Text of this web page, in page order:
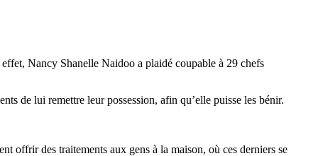
Nancy Shanelle Naidoo a plaidé coupable à 29 chefs
de lui remettre leur possession, afin qu’elle puisse les bénir.
offrir des traitements aux gens à la maison, où ces derniers se